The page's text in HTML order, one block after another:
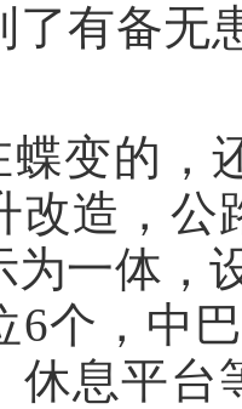
了有备无
蝶变的，
改造，公
为一体，
6个，中
休息平台